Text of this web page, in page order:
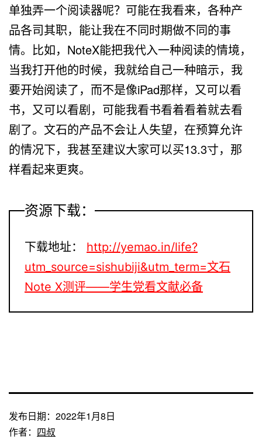
单独弄一个阅读器呢？可能在我看来，各种产
品各司其职，能让我在不同时期做不同的事
情。比如，NoteX能把我代入一种阅读的情境，
当我打开他的时候，我就给自己一种暗示，我
要开始阅读了，而不是像iPad那样，又可以看
书，又可以看剧，可能我看书看着看着就去看
剧了。文石的产品不会让人失望，在预算允许
的情况下，我甚至建议大家可以买13.3寸，那
样看起来更爽。
资源下载：
下载地址：
http://yemao.in/life?
utm_source=sishubiji&utm_term=文石
Note X测评——学生党看文献必备
发布日期： 2022年1月8日
作者： 四叔